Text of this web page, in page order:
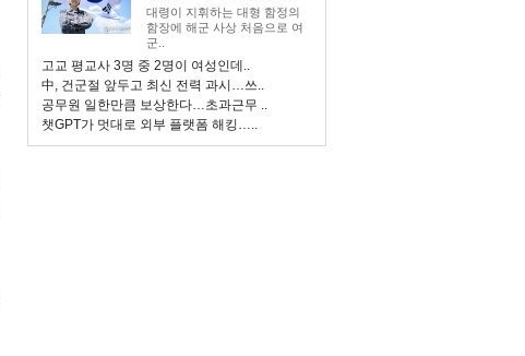
대령이 지휘하는 대형 함정의
함장에 해군 사상 처음으로 여
군..
고교 평교사 3명 중 2명이 여성인데..
中, 건군절 앞두고 최신 전력 과시…쓰..
공무원 일한만큼 보상한다…초과근무 ..
챗GPT가 멋대로 외부 플랫폼 해킹…..